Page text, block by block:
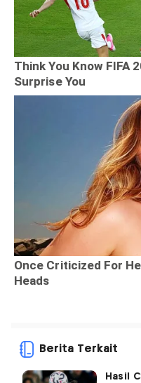
Berita Terkait
Hasil